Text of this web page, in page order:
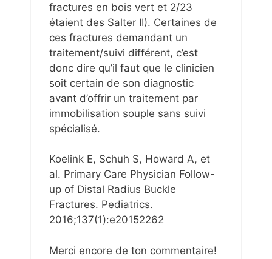
fractures en bois vert et 2/23
étaient des Salter II). Certaines de
ces fractures demandant un
traitement/suivi différent, c’est
donc dire qu’il faut que le clinicien
soit certain de son diagnostic
avant d’offrir un traitement par
immobilisation souple sans suivi
spécialisé.
Koelink E, Schuh S, Howard A, et
al. Primary Care Physician Follow-
up of Distal Radius Buckle
Fractures. Pediatrics.
2016;137(1):e20152262
Merci encore de ton commentaire!